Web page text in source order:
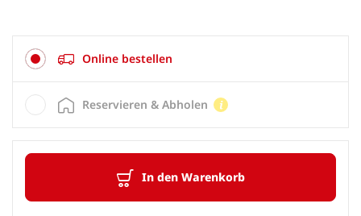
Online bestellen
In den Warenkorb
Reservieren & Abholen